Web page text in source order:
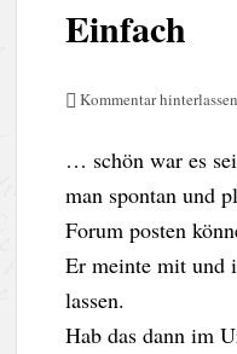
Einfach
Kommentar hinterlassen
… schön war es
man spontan und
Forum posten
Er meinte mit und
lassen.
Hab das dann im